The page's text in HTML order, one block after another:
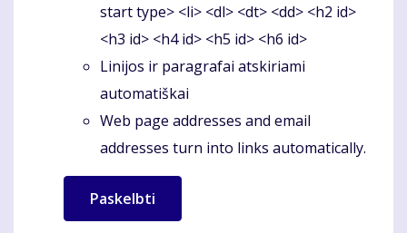
start type> <li> <dl> <dt> <dd> <h2 id>
<h3 id> <h4 id> <h5 id> <h6 id>
Linijos ir paragrafai atskiriami
automatiškai
Web page addresses and email
addresses turn into links automatically.